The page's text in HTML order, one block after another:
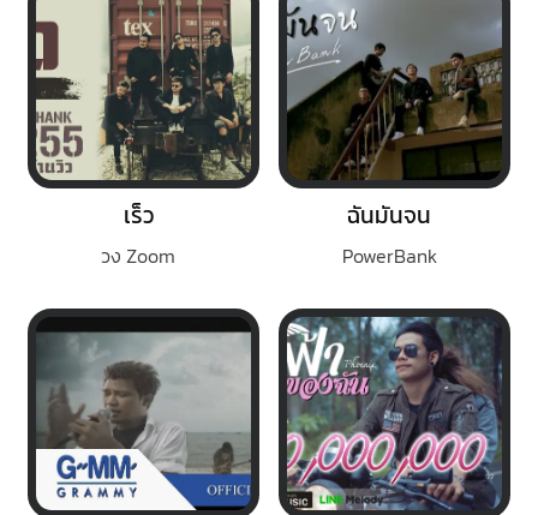
เร็ว
วง Zoom
ฉันมันจน
PowerBank